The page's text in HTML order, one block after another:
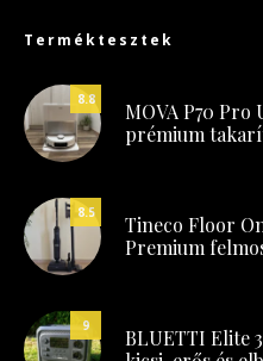
Terméktesztek
8.8
MOVA P70
prémium
8.5
Tineco Floor
Premium
9
BLUETTI Elite